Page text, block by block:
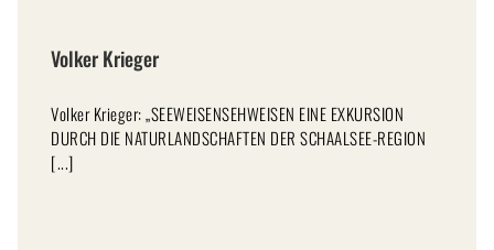
Volker Krieger
Volker Krieger: „SEEWEISENSEHWEISEN EINE EXKURSION
DURCH DIE NATURLANDSCHAFTEN DER SCHAALSEE-REGION
[...]